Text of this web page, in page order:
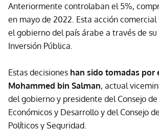
Anteriormente controlaban el 5%,
en mayo de 2022. Esta acción
el gobierno del país árabe a través de su
Inversión Pública.
Estas decisiones han sido tomadas por
Mohammed bin Salman, actual
del gobierno y presidente del Consejo
Económicos y Desarrollo y del Consejo
Políticos y Seguridad.